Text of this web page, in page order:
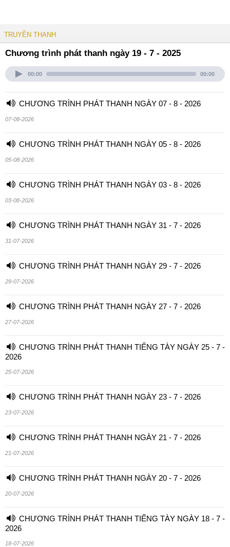
TRUYỀN THANH
Chương trình phát thanh ngày 19 - 7 - 2025
00:00 00:00
CHƯƠNG TRÌNH PHÁT THANH NGÀY 07 - 8 - 2026
07-08-2026
CHƯƠNG TRÌNH PHÁT THANH NGÀY 05 - 8 - 2026
05-08-2026
CHƯƠNG TRÌNH PHÁT THANH NGÀY 03 - 8 - 2026
03-08-2026
CHƯƠNG TRÌNH PHÁT THANH NGÀY 31 - 7 - 2026
31-07-2026
CHƯƠNG TRÌNH PHÁT THANH NGÀY 29 - 7 - 2026
29-07-2026
CHƯƠNG TRÌNH PHÁT THANH NGÀY 27 - 7 - 2026
27-07-2026
CHƯƠNG TRÌNH PHÁT THANH TIẾNG TÀY NGÀY 25 - 7 -
2026
25-07-2026
CHƯƠNG TRÌNH PHÁT THANH NGÀY 23 - 7 - 2026
23-07-2026
CHƯƠNG TRÌNH PHÁT THANH NGÀY 21 - 7 - 2026
21-07-2026
CHƯƠNG TRÌNH PHÁT THANH NGÀY 20 - 7 - 2026
20-07-2026
CHƯƠNG TRÌNH PHÁT THANH TIẾNG TÀY NGÀY 18 - 7 -
2026
18-07-2026